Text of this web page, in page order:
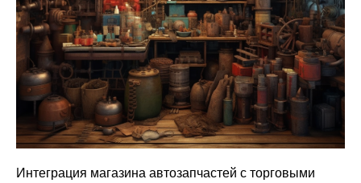
Интеграция магазина автозапчастей с торговыми